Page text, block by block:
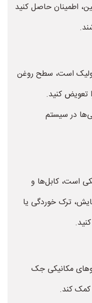
اطمینان حاصل کنید
است، سطح روغن
تعویض کنید.
در سیستم
است، کابل‌ها و
ترک خوردگی یا
مکانیکی جک
کمک کند.